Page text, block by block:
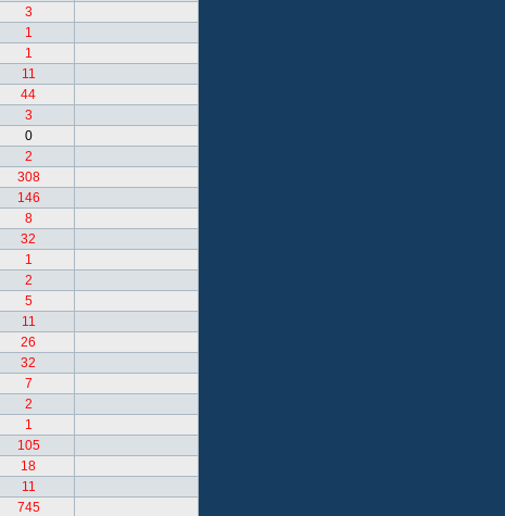
3
1
1
11
44
3
0
2
308
146
8
32
1
2
5
11
26
32
7
2
1
105
18
11
745